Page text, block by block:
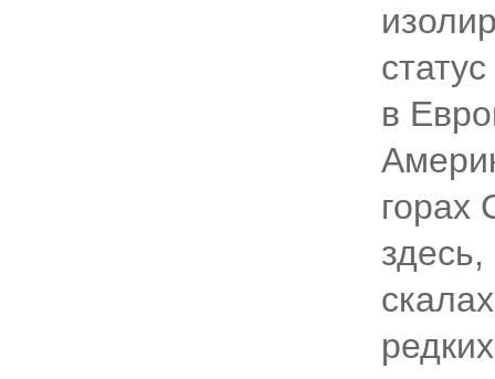
в
горах